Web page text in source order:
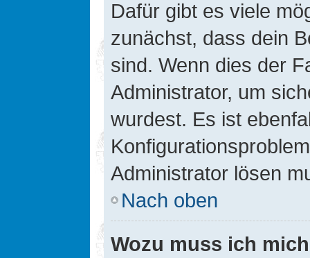
Dafür gibt es viele
zunächst, dass dein
sind. Wenn dies der
Administrator, um
wurdest. Es ist
Administrator lösen
Nach oben
Wozu muss ich